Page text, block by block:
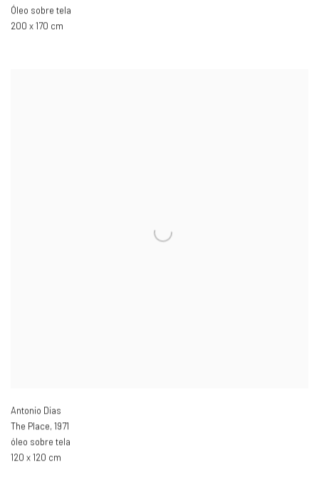
Óleo sobre tela
200 x 170 cm
Antonio Dias
The Place, 1971
óleo sobre tela
120 x 120 cm